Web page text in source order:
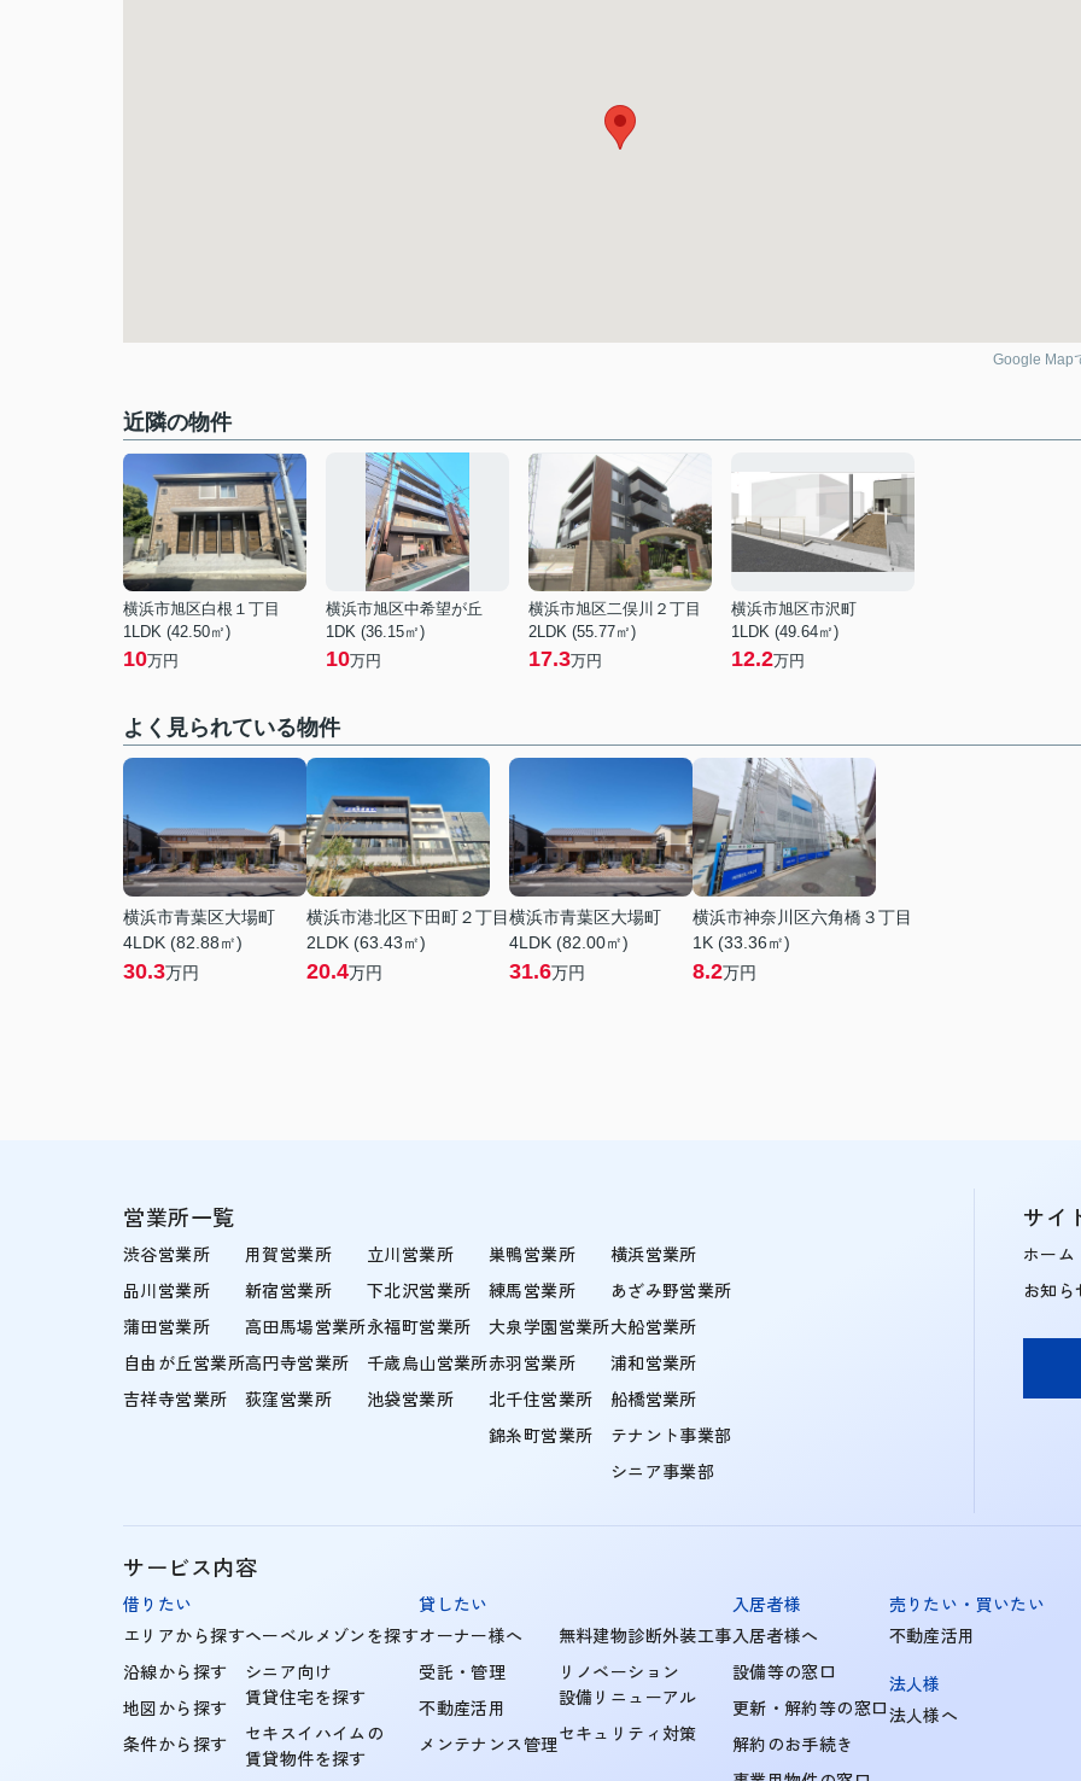
Google Map
近隣の物件
横浜市旭区白根１丁目
1LDK (42.50㎡)
10万円
横浜市旭区中希望が丘
1DK (36.15㎡)
10万円
横浜市旭区二俣川２丁目
2LDK (55.77㎡)
17.3万円
横浜市旭区市沢町
1LDK (49.64㎡)
12.2万円
よく見られている物件
横浜市青葉区大場町
4LDK (82.88㎡)
30.3万円
横浜市港北区下田町２丁目
2LDK (63.43㎡)
20.4万円
横浜市青葉区大場町
4LDK (82.00㎡)
31.6万円
横浜市神奈川区六角橋３丁目
1K (33.36㎡)
8.2万円
営業所一覧
渋谷営業所
品川営業所
蒲田営業所
自由が丘営業所
吉祥寺営業所
用賀営業所
新宿営業所
高田馬場営業所
高円寺営業所
荻窪営業所
立川営業所
下北沢営業所
永福町営業所
千歳烏山営業所
池袋営業所
巣鴨営業所
練馬営業所
大泉学園営業所
赤羽営業所
北千住営業所
錦糸町営業所
横浜営業所
あざみ野営業所
大船営業所
浦和営業所
船橋営業所
テナント事業部
シニア事業部
サイ
ホーム
お知ら
サービス内容
借りたい
エリアから探す
沿線から探す
地図から探す
条件から探す
ヘーベルメゾンを探す
シニア向け
賃貸住宅を探す
セキスイハイムの
賃貸物件を探す
貸したい
オーナー様へ
受託・管理
不動産活用
メンテナンス管理
無料建物診断外装工事
リノベーション
設備リニューアル
セキュリティ対策
入居者様
入居者様へ
設備等の窓口
更新・解約等の窓口
解約のお手続き
売りたい・買いたい
不動産活用
法人様
法人様へ